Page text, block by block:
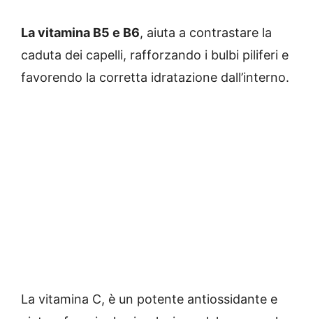
La vitamina B5 e B6, aiuta a contrastare la
caduta dei capelli, rafforzando i bulbi piliferi e
favorendo la corretta idratazione dall’interno.
La vitamina C, è un potente antiossidante e